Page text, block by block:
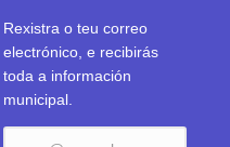
Rexistra o teu correo
electrónico, e recibirás
toda a información
municipal.